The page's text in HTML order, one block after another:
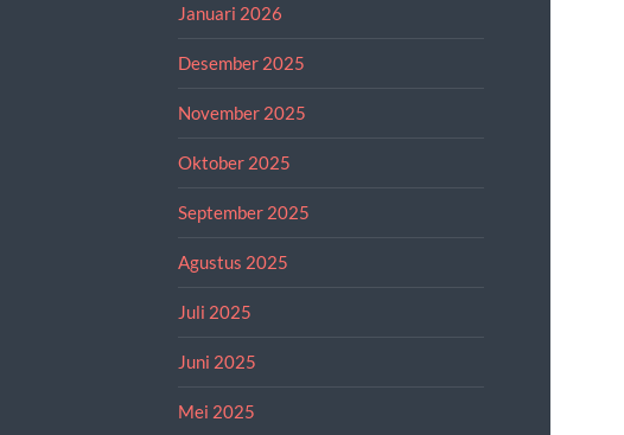
Januari 2026
Desember 2025
November 2025
Oktober 2025
September 2025
Agustus 2025
Juli 2025
Juni 2025
Mei 2025